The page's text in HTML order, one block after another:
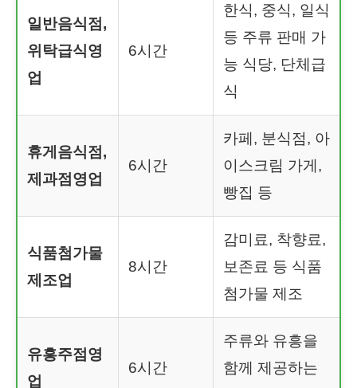
일반음식점,
위탁급식영
업
6시간
한식, 중식, 일식
등 주류 판매 가
능 식당, 단체급
식
휴게음식점,
제과점영업
6시간
카페, 분식점, 아
이스크림 가게,
빵집 등
식품첨가물
제조업
8시간
감미료, 착향료,
보존료 등 식품
첨가물 제조
유흥주점영
업
6시간
주류와 유흥을
함께 제공하는